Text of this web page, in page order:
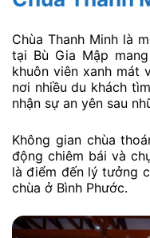
Chùa Thanh Minh là
tại Bù Gia Mập
khuôn viên xanh mát
nơi nhiều du khách
nhận sự an yên sau
Không gian chùa
động chiêm bái và
là điểm đến lý tưởng
chùa ở Bình Phước.